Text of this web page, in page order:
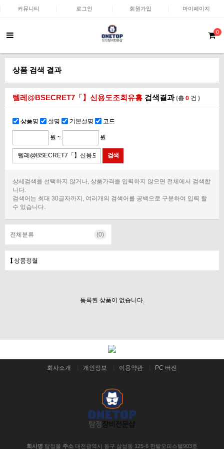
커뮤니티 로그인 회원가입 마이페이지
0
상품 검색 결과
텔레@BSECRET7「】신용도조회유흥 검색결과(총 0 건 )
상품명 설명 기본설명 코드
원 ~ 원
상세검색을 선택하지 않거나, 상품가격을 입력하지 않으면 전체에서 검색합
니다.
검색어는 최대 30글자까지, 여러개의 검색어를 공백으로 구분하여 입력 할
수 있습니다.
전체분류 (0)
상품정렬
등록된 상품이 없습니다.
회사소개 개인정보 이용약관 PC 버전
회사명 탐정몰 주소 대전광역시 동구 삼성동 125-6 한밭오피스텔903호